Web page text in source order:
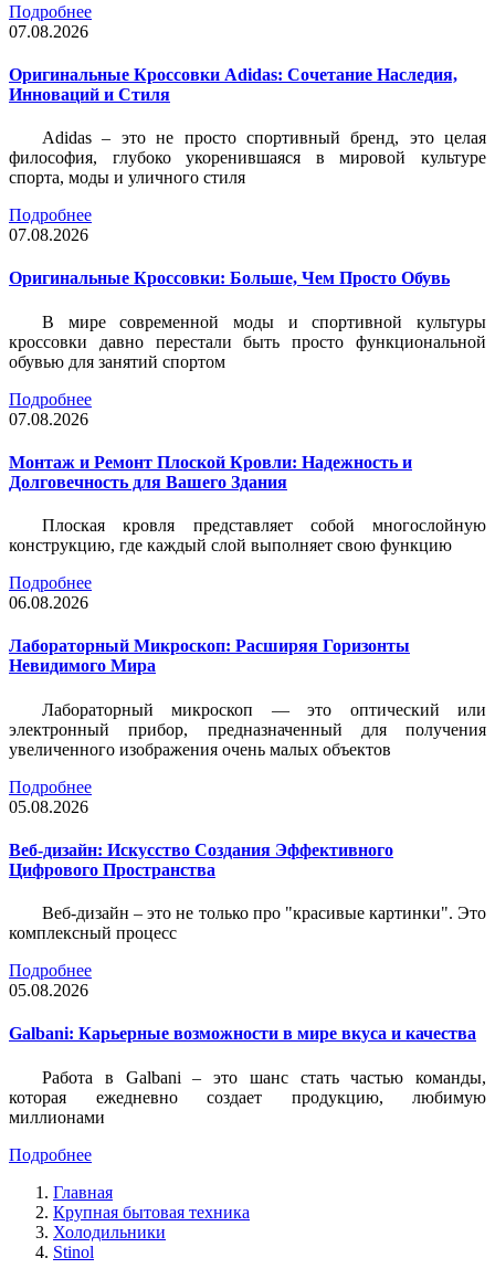
Подробнее
07.08.2026
Оригинальные Кроссовки Adidas: Сочетание Наследия,
Инноваций и Стиля
Adidas – это не просто спортивный бренд, это целая
философия, глубоко укоренившаяся в мировой культуре
спорта, моды и уличного стиля
Подробнее
07.08.2026
Оригинальные Кроссовки: Больше, Чем Просто Обувь
В мире современной моды и спортивной культуры
кроссовки давно перестали быть просто функциональной
обувью для занятий спортом
Подробнее
07.08.2026
Монтаж и Ремонт Плоской Кровли: Надежность и
Долговечность для Вашего Здания
Плоская кровля представляет собой многослойную
конструкцию, где каждый слой выполняет свою функцию
Подробнее
06.08.2026
Лабораторный Микроскоп: Расширяя Горизонты
Невидимого Мира
Лабораторный микроскоп — это оптический или
электронный прибор, предназначенный для получения
увеличенного изображения очень малых объектов
Подробнее
05.08.2026
Веб-дизайн: Искусство Создания Эффективного
Цифрового Пространства
Веб-дизайн – это не только про "красивые картинки". Это
комплексный процесс
Подробнее
05.08.2026
Galbani: Карьерные возможности в мире вкуса и качества
Работа в Galbani – это шанс стать частью команды,
которая ежедневно создает продукцию, любимую
миллионами
Подробнее
Главная
Крупная бытовая техника
Холодильники
Stinol